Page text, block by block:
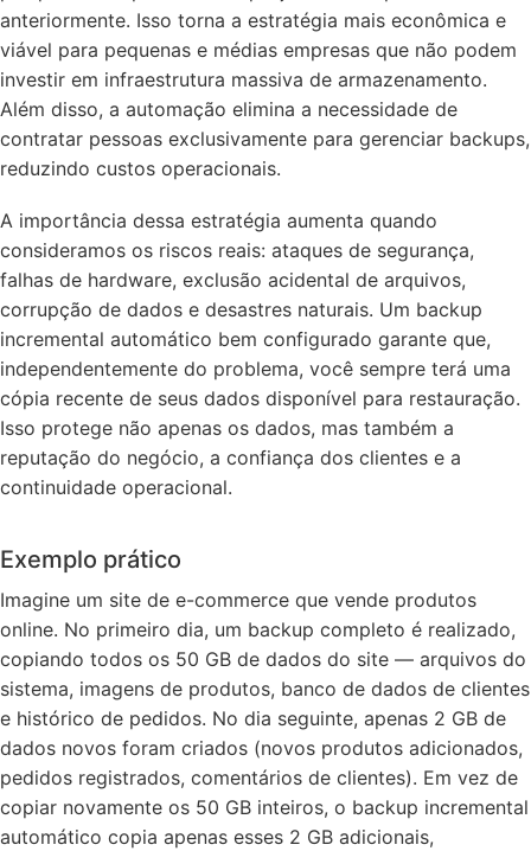
anteriormente. Isso torna a estratégia mais econômica e
viável para pequenas e médias empresas que não podem
investir em infraestrutura massiva de armazenamento.
Além disso, a automação elimina a necessidade de
contratar pessoas exclusivamente para gerenciar backups,
reduzindo custos operacionais.
A importância dessa estratégia aumenta quando
consideramos os riscos reais: ataques de segurança,
falhas de hardware, exclusão acidental de arquivos,
corrupção de dados e desastres naturais. Um backup
incremental automático bem configurado garante que,
independentemente do problema, você sempre terá uma
cópia recente de seus dados disponível para restauração.
Isso protege não apenas os dados, mas também a
reputação do negócio, a confiança dos clientes e a
continuidade operacional.
Exemplo prático
Imagine um site de e-commerce que vende produtos
online. No primeiro dia, um backup completo é realizado,
copiando todos os 50 GB de dados do site — arquivos do
sistema, imagens de produtos, banco de dados de clientes
e histórico de pedidos. No dia seguinte, apenas 2 GB de
dados novos foram criados (novos produtos adicionados,
pedidos registrados, comentários de clientes). Em vez de
copiar novamente os 50 GB inteiros, o backup incremental
automático copia apenas esses 2 GB adicionais,